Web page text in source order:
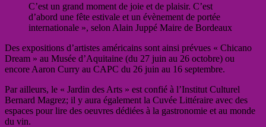
C’est un grand moment de joie et de plaisir. C’est
d’abord une fête estivale et un évènement de portée
internationale », selon Alain Juppé Maire de Bordeaux
Des expositions d’artistes américains sont ainsi prévues « Chicano
Dream » au Musée d’Aquitaine (du 27 juin au 26 octobre) ou
encore Aaron Curry au CAPC du 26 juin au 16 septembre.
Par ailleurs, le « Jardin des Arts » est confié à l’Institut Culturel
Bernard Magrez; il y aura également la Cuvée Littéraire avec des
espaces pour lire des oeuvres dédiées à la gastronomie et au monde
du vin.